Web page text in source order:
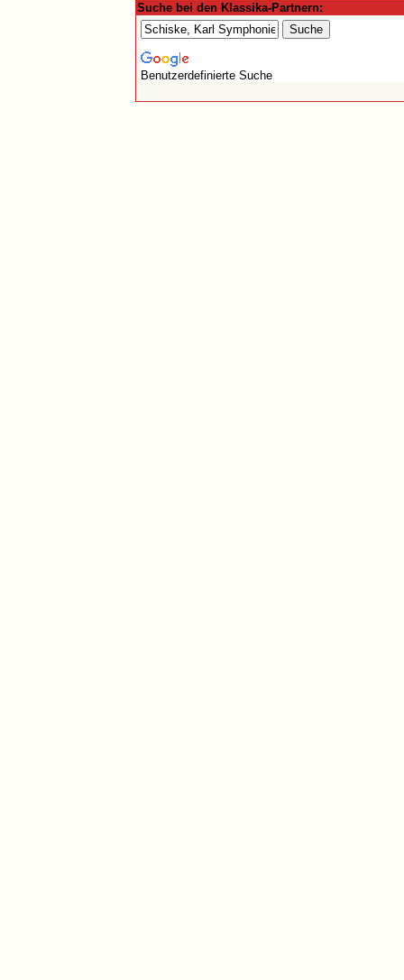
Suche bei den Klassika-Partnern:
Benutzerdefinierte Suche